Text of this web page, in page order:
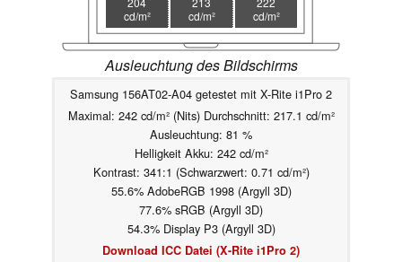
cd/m²
cd/m²
cd/m²
Ausleuchtung des Bildschirms
Samsung 156AT02-A04 getestet mit X-Rite i1Pro 2
Maximal: 242 cd/m² (Nits) Durchschnitt: 217.1 cd/m²
Ausleuchtung: 81 %
Helligkeit Akku: 242 cd/m²
Kontrast: 341:1 (Schwarzwert: 0.71 cd/m²)
55.6% AdobeRGB 1998 (Argyll 3D)
77.6% sRGB (Argyll 3D)
54.3% Display P3 (Argyll 3D)
Download ICC Datei (X-Rite i1Pro 2)